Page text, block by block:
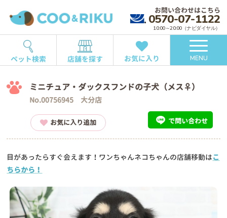
お問い合わせはこちら
0570-07-1122
10:00～20:00（ナビダイヤル）
ペット検索 店舗を探す お気に入り MENU
ミニチュア・ダックスフンドの子犬（メス♀）
No.00756945 大分店
お気に入り追加 で問い合わせ
目があったらすぐ会えます！ワンちゃんネコちゃんの店舗移動はこ
ちらから！